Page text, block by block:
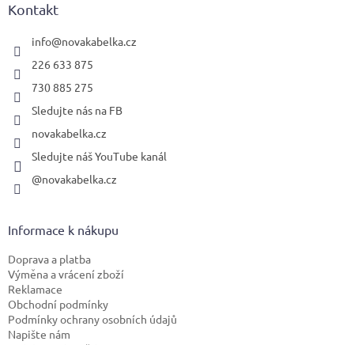
Kontakt
info@novakabelka.cz
226 633 875
730 885 275
Sledujte nás na FB
novakabelka.cz
Sledujte náš YouTube kanál
@novakabelka.cz
Informace k nákupu
Doprava a platba
Výměna a vrácení zboží
Reklamace
Obchodní podmínky
Podmínky ochrany osobních údajů
Napište nám